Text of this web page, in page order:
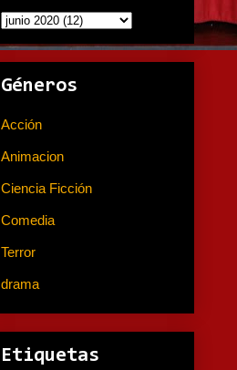
Géneros
Acción
Animacion
Ciencia Ficción
Comedia
Terror
drama
Etiquetas